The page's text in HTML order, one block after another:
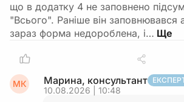
що в додатку 4 не заповнено
"Всього". Раніше він заповнювався
зараз форма недороблена, і…
МК Марина, консультант
10.08.2026 | 10:48